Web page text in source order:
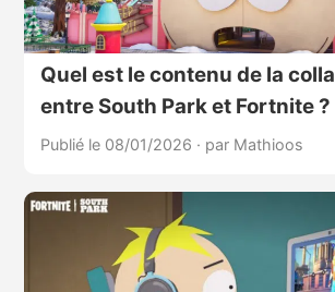
Quel est le contenu de la
entre South Park et Fortnite ?
Publié le 08/01/2026 · par Mathioos